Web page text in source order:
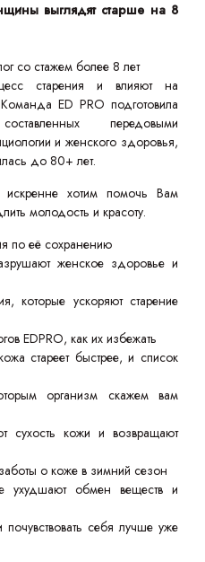
выглядят старше на 8
со стажем более 8 лет
старения и влияют на
ED PRO подготовила
передовыми
и женского здоровья,
до 80+ лет.
хотим помочь Вам
молодость и красоту.
по её сохранению
женское здоровье и
которые ускоряют старение
EDPRO, как их избежать
стареет быстрее, и список
организм скажем вам
сухость кожи и возвращают
о коже в зимний сезон
ухудшают обмен веществ и
себя лучше уже